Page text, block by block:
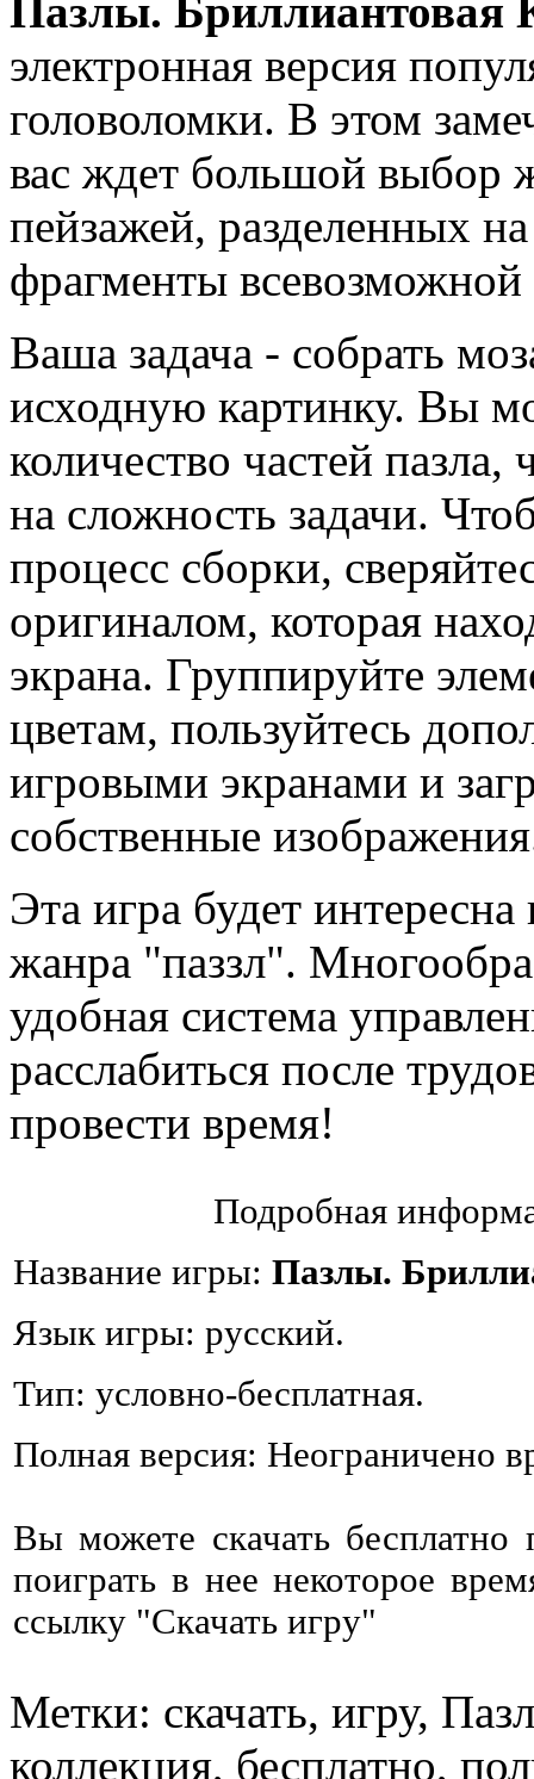
Пазлы. Бриллиантовая
электронная версия
головоломки. В этом
вас ждет большой выбор
пейзажей, разделенных
фрагменты
Ваша задача - собрать
исходную картинку. Вы
количество частей
на сложность задачи.
процесс сборки,
оригиналом, которая
экрана. Группируйте
цветам, пользуйтесь
игровыми экранами и
собственные
Эта игра будет
жанра "паззл".
удобная система
расслабиться после
провести время!
Подробная
Название игры: Пазлы.
Язык игры: русский.
Тип: условно-бесплатная.
Полная версия: Неограничено
Вы можете скачать
поиграть в нее некоторое
ссылку "Скачать игру"
Метки: скачать, игру,
коллекция, бесплатно,